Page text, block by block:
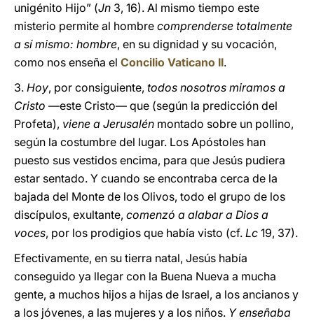
unigénito Hijo” (Jn 3, 16). Al mismo tiempo este
misterio permite al hombre comprenderse totalmente
a sí mismo: hombre, en su dignidad y su vocación,
como nos enseña el Concilio Vaticano II.
3. Hoy, por consiguiente, todos nosotros miramos a
Cristo —este Cristo— que (según la predicción del
Profeta), viene a Jerusalén montado sobre un pollino,
según la costumbre del lugar. Los Apóstoles han
puesto sus vestidos encima, para que Jesús pudiera
estar sentado. Y cuando se encontraba cerca de la
bajada del Monte de los Olivos, todo el grupo de los
discípulos, exultante, comenzó a alabar a Dios a
voces, por los prodigios que había visto (cf. Lc 19, 37).
Efectivamente, en su tierra natal, Jesús había
conseguido ya llegar con la Buena Nueva a mucha
gente, a muchos hijos a hijas de Israel, a los ancianos y
a los jóvenes, a las mujeres y a los niños. Y enseñaba